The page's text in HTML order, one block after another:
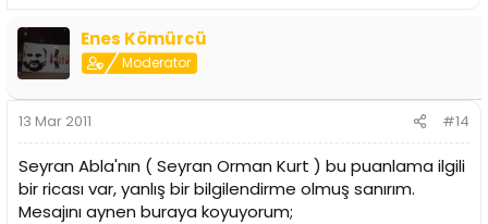
Enes Kömürcü
Moderator
13 Mar 2011 #14
Seyran Abla'nın ( Seyran Orman Kurt ) bu puanlama ilgili
bir ricası var, yanlış bir bilgilendirme olmuş sanırım.
Mesajını aynen buraya koyuyorum;